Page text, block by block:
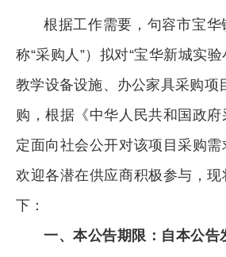
根据工作需要，句容市宝
称“采购人”）拟对“宝华新城实
教学设备设施、办公家具采购项
购，根据《中华人民共和国政
定面向社会公开对该项目采购需
欢迎各潜在供应商积极参与，
下：
一、本公告期限 ：自本公